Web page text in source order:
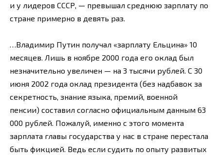
и у лидеров СССР, — превышал среднюю зарплату по
стране примерно в девять раз.
…Владимир Путин получал «зарплату Ельцина» 10
месяцев. Лишь в ноябре 2000 года его оклад был
незначительно увеличен — на 3 тысячи рублей. С 30
июня 2002 года оклад президента (без надбавок за
секретность, знание языка, премий, военной
пенсии) составил согласно официальным данным 63
000 рублей. Пожалуй, именно с этого момента
зарплата главы государства у нас в стране перестала
быть фикцией. Ведь если судить по опыту развитых